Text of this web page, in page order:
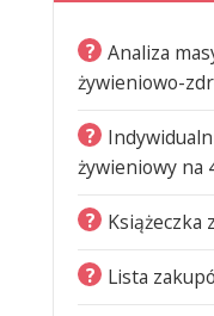
? Analiza
żywieniowo-
?
żywieniowy na
?
? Lista